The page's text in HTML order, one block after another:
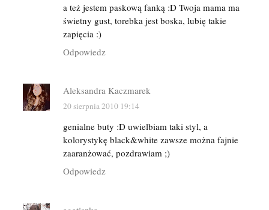
a też jestem paskową fanką :D Twoja mama ma
świetny gust, torebka jest boska, lubię takie
zapięcia :)
Odpowiedz
Aleksandra Kaczmarek
20 sierpnia 2010 19:14
genialne buty :D uwielbiam taki styl, a
kolorystykę black&white zawsze można fajnie
zaaranżować, pozdrawiam ;)
Odpowiedz